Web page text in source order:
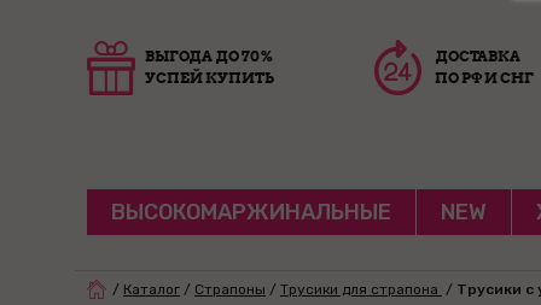
ВЫГОДА ДО 70%
УСПЕЙ КУПИТЬ
ДОСТАВКА
ПО РФ И СНГ
ВЫСОКОМАРЖИНАЛЬНЫЕ NEW
/ Каталог / Страпоны / Трусики для страпона / Трусики с